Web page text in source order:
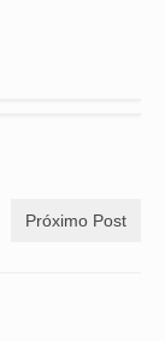
Próximo Post